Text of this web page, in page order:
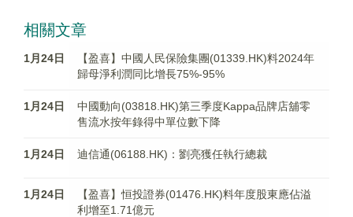
相關文章
1月24日
【盈喜】中國人民保險集團(01339.HK)料2024年
歸母淨利潤同比增長75%-95%
1月24日
中國動向(03818.HK)第三季度Kappa品牌店舖零
售流水按年錄得中單位數下降
1月24日 迪信通(06188.HK)：劉亮獲任執行總裁
1月24日
【盈喜】恒投證券(01476.HK)料年度股東應佔溢
利增至1.71億元